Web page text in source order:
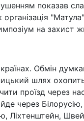
показав
на захист
Обмін
шлях
проїзд через
через Білорусію,
Ліхтенштейн,